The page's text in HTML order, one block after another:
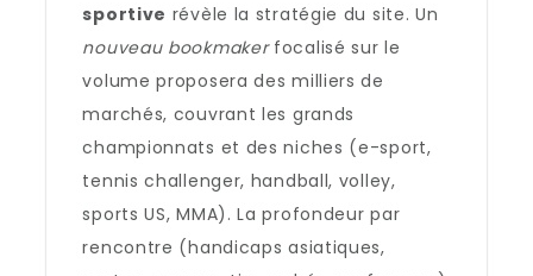
sportive révèle la stratégie du site. Un
nouveau bookmakerfocalisé sur le
volume proposera des milliers de
marchés, couvrant les grands
championnats et des niches (e-sport,
tennis challenger, handball, volley,
sports US, MMA). La profondeur par
rencontre (handicaps asiatiques,